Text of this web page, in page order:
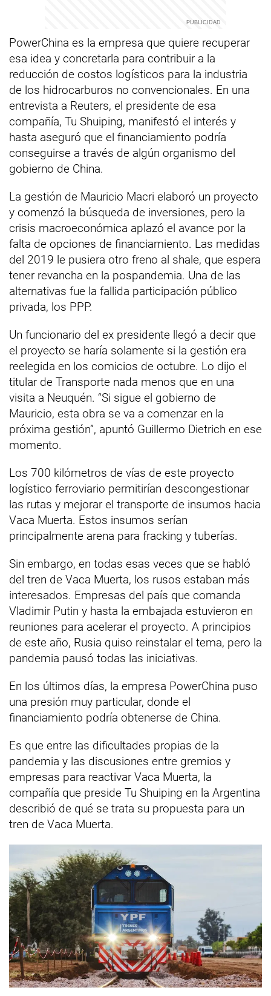
PowerChina es la empresa que quiere recuperar
esa idea y concretarla para contribuir a la
reducción de costos logísticos para la industria
de los hidrocarburos no convencionales. En una
entrevista a Reuters, el presidente de esa
compañía, Tu Shuiping, manifestó el interés y
hasta aseguró que el financiamiento podría
conseguirse a través de algún organismo del
gobierno de China.
La gestión de Mauricio Macri elaboró un proyecto
y comenzó la búsqueda de inversiones, pero la
crisis macroeconómica aplazó el avance por la
falta de opciones de financiamiento. Las medidas
del 2019 le pusiera otro freno al shale, que espera
tener revancha en la pospandemia. Una de las
alternativas fue la fallida participación público
privada, los PPP.
Un funcionario del ex presidente llegó a decir que
el proyecto se haría solamente si la gestión era
reelegida en los comicios de octubre. Lo dijo el
titular de Transporte nada menos que en una
visita a Neuquén. “Si sigue el gobierno de
Mauricio, esta obra se va a comenzar en la
próxima gestión”, apuntó Guillermo Dietrich en ese
momento.
Los 700 kilómetros de vías de este proyecto
logístico ferroviario permitirían descongestionar
las rutas y mejorar el transporte de insumos hacia
Vaca Muerta. Estos insumos serían
principalmente arena para fracking y tuberías.
Sin embargo, en todas esas veces que se habló
del tren de Vaca Muerta, los rusos estaban más
interesados. Empresas del país que comanda
Vladimir Putin y hasta la embajada estuvieron en
reuniones para acelerar el proyecto. A principios
de este año, Rusia quiso reinstalar el tema, pero la
pandemia pausó todas las iniciativas.
En los últimos días, la empresa PowerChina puso
una presión muy particular, donde el
financiamiento podría obtenerse de China.
Es que entre las dificultades propias de la
pandemia y las discusiones entre gremios y
empresas para reactivar Vaca Muerta, la
compañía que preside Tu Shuiping en la Argentina
describió de qué se trata su propuesta para un
tren de Vaca Muerta.